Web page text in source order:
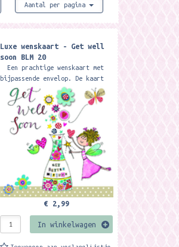
Aantal per pagina
Luxe wenskaart - Get well
soon BLM 20
Een prachtige wenskaart met
bijpassende envelop. De kaart
is mooi bewerkt met glitters en
een 3D bloem. Formaat: 14,9 x
14,9 cm. Merk:...
€ 2,99
In winkelwagen